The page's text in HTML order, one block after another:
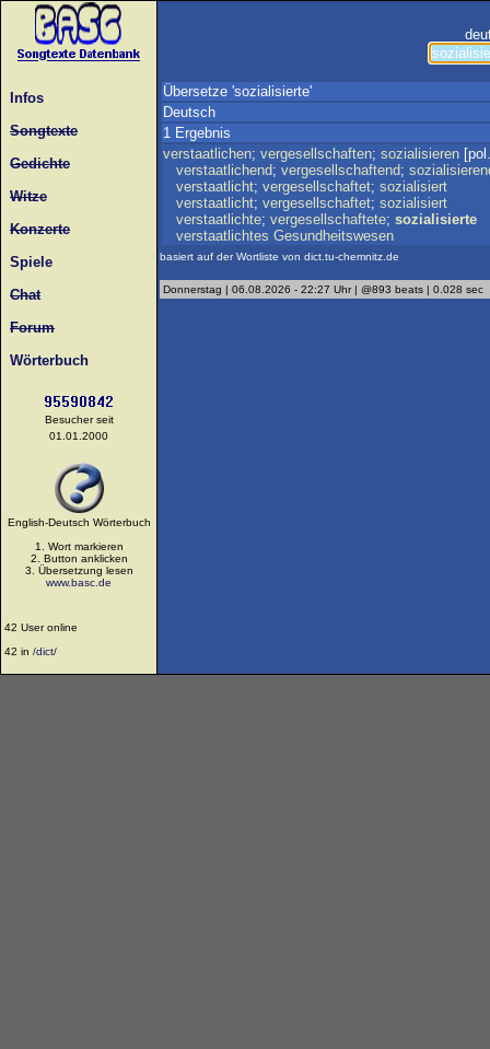
Infos
Songtexte
Gedichte
Witze
Konzerte
Spiele
Chat
Forum
Wörterbuch
Besucher seit
01.01.2000
English-Deutsch Wörterbuch
1. Wort markieren
2. Button anklicken
3. Übersetzung lesen
www.basc.de
42 User online
42 in /dict/
Übersetze 'sozialisierte'
Deutsch
1 Ergebnis
verstaatlichen; vergesellschaften; sozialisieren
verstaatlichend; vergesellschaftend;
verstaatlicht; vergesellschaftet; sozialisiert
verstaatlicht; vergesellschaftet; sozialisiert
verstaatlichte; vergesellschaftete; sozialisierte
verstaatlichtes Gesundheitswesen
basiert auf der Wortliste von dict.tu-chemnitz.de
Donnerstag | 06.08.2026 - 22:27 Uhr | @893 beats | 0.028 sec